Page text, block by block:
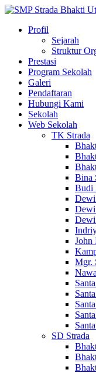
Profil
Sejarah
Struktur
Prestasi
Program Sekolah
Galeri
Pendaftaran
Hubungi Kami
Sekolah
Web Sekolah
TK Strada
Bina
Budi
John
Mgr.
SD Strada